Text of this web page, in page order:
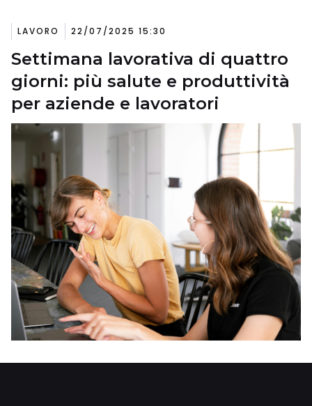
LAVORO 22/07/2025 15:30
Settimana lavorativa di quattro
giorni: più salute e produttività
per aziende e lavoratori